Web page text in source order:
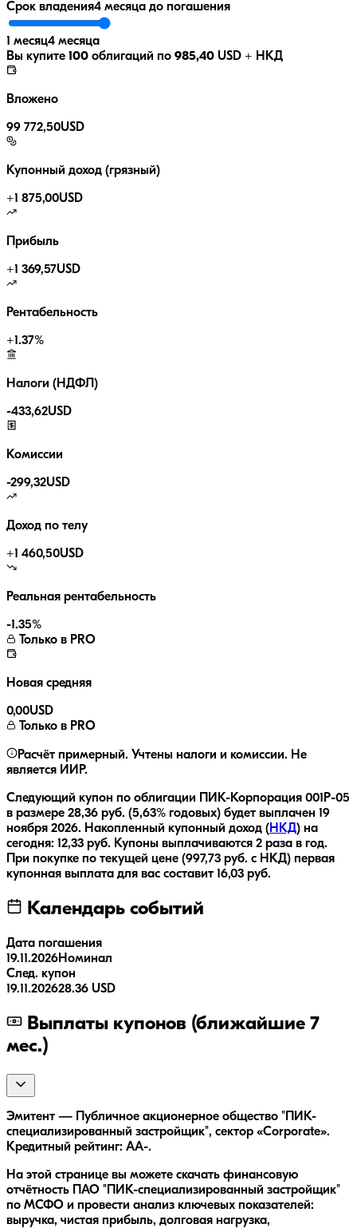
Срок владения4 месяца до погашения
1 месяц4 месяца
Вы купите 100 облигаций по 985,40 USD + НКД
Вложено
99 772,50USD
Купонный доход (грязный)
+1 875,00USD
Прибыль
+1 369,57USD
Рентабельность
+1.37%
Налоги (НДФЛ)
-433,62USD
Комиссии
-299,32USD
Доход по телу
+1 460,50USD
Реальная рентабельность
-1.35%
Только в PRO
Новая средняя
0,00USD
Только в PRO
Расчёт примерный. Учтены налоги и комиссии. Не
является ИИР.
Следующий купон по облигации
ПИК-Корпорация 001Р-05
в размере 28,36 руб. (5,63% годовых) будет выплачен 19
ноября 2026. Накопленный купонный доход ( НКД) на
сегодня: 12,33 руб. Купоны выплачиваются 2 раза в год.
При покупке по текущей цене (997,73 руб. с НКД) первая
купонная выплата для вас составит 16,03 руб.
Календарь событий
Дата погашения
19.11.2026Номинал
След. купон
19.11.202628.36 USD
Выплаты купонов (ближайшие 7
мес.)
Эмитент — Публичное акционерное общество "ПИК-
специализированный застройщик", сектор «Corporate».
Кредитный рейтинг: AA-.
На этой странице вы можете скачать финансовую
отчётность ПАО "ПИК-специализированный застройщик"
по МСФО и провести анализ ключевых показателей:
выручка, чистая прибыль, долговая нагрузка,